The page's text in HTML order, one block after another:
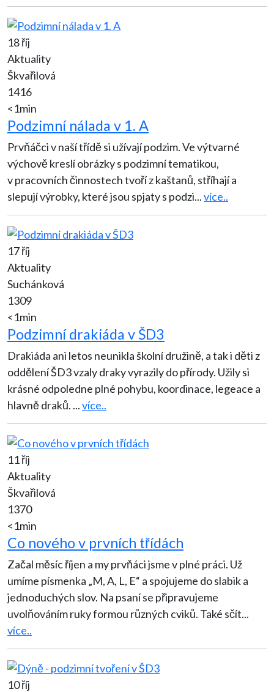
18 říj
Aktuality
Škvařilová
1416
<1min
Podzimní nálada v 1. A
Prvňáčci v naší třídě si užívají podzim. Ve výtvarné
výchově kreslí obrázky s podzimní tematikou,
v pracovních činnostech tvoří z kaštanů, stříhají a
slepují výrobky, které jsou spjaty s podzi...více..
17 říj
Aktuality
Suchánková
1309
<1min
Podzimní drakiáda v ŠD3
Drakiáda ani letos neunikla školní družině, a tak i děti z
oddělení ŠD3 vzaly draky vyrazily do přírody. Užily si
krásné odpoledne plné pohybu, koordinace, legeace a
hlavně draků. ...více..
11 říj
Aktuality
Škvařilová
1370
<1min
Co nového v prvních třídách
Začal měsíc říjen a my prvňáci jsme v plné práci. Už
umíme písmenka „M, A, L, E“ a spojujeme do slabik a
jednoduchých slov. Na psaní se připravujeme
uvolňováním ruky formou různých cviků. Také sčít...
více..
10 říj